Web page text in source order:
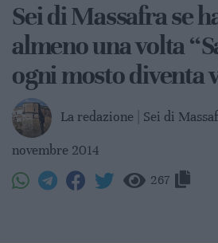
Sei di Massafra se
almeno una volta
ogni mosto diventa
La redazione | Sei di
novembre 2014
267